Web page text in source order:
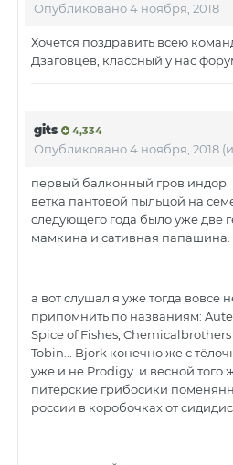
Опубликовано4 ноября, 2018
Хочется поздравить всею
Дзаговцев, классный у нас
gits 4,334
Опубликовано4 ноября, 2018
первый балконный гров индор.
ветка пантовой пыльцой на
следующего года было уже две
мамкина и сативная папашина.
а вот слушал я уже тогда вовсе
припомнить по названиям:
Spice of Fishes,
Tobin... Bjork конечно же с
уже и не Prodigy. и весной того
питерские грибосики
россии в коробочках от